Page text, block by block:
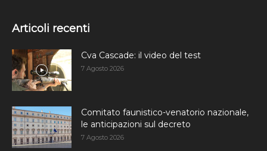
Articoli recenti
Cva Cascade: il video del test
7 Agosto 2026
Comitato faunistico-venatorio nazionale,
le anticipazioni sul decreto
7 Agosto 2026